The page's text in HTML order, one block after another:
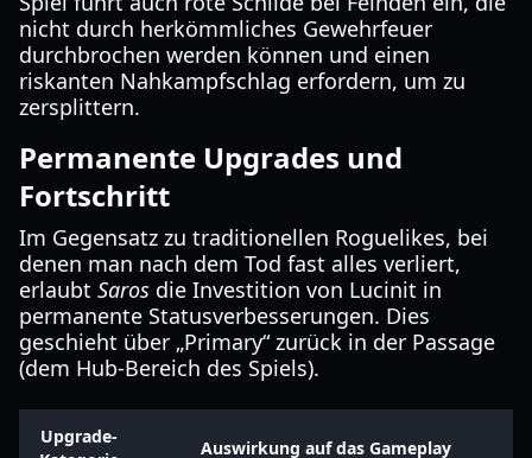
nicht durch herkömmliches Gewehrfeuer
durchbrochen werden können und einen
riskanten Nahkampfschlag erfordern, um zu
zersplittern.
Permanente Upgrades und
Fortschritt
Im Gegensatz zu traditionellen Roguelikes, bei
denen man nach dem Tod fast alles verliert,
erlaubt Saros die Investition von Lucinit in
permanente Statusverbesserungen. Dies
geschieht über „Primary“ zurück in der Passage
(dem Hub-Bereich des Spiels).
Upgrade-
Auswirkung auf das Gameplay